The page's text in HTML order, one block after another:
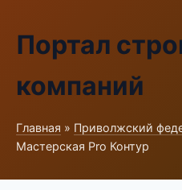
Портал
компаний
Главная » Приволжский
Мастерская Pro Контур